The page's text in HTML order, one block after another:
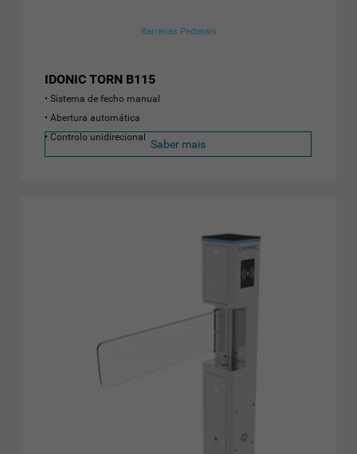
Barreiras Pedonais
IDONIC TORN B115
Sistema de fecho manual
Abertura automática
Controlo unidirecional
Saber mais